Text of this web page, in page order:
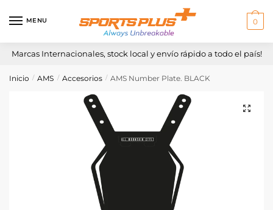
MENU 0
Marcas Internacionales, stock local y envío rápido a todo el país!
Inicio / AMS / Accesorios / AMS Number Plate. BLACK